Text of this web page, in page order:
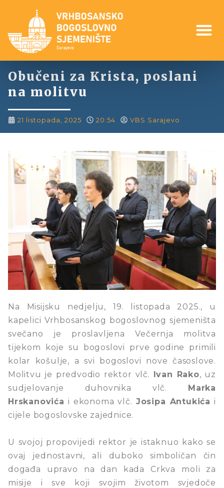
Obučeni za Krista, poslani
na molitvu
21 listopada, 2025 20:54 VBS Sarajevo
Na Misijsku nedjelju, 19. listopada 2025., u
kapelici Vrhbosanskog bogoslovnog sjemeništa
svečano je proslavljena Večernja molitva
tijekom koje su bogoslovi prve godine primili
kolar košulje, a svi bogoslovi nove časoslove.
Molitvu je predvodio rektor vlč. Ivan Rako, uz
sudjelovanje duhovnika vlč. Marka
Hrskanovića i ekonoma vlč. Josipa Antukića i
cijele bogoslovske zajednice.
U svojoj propovijedi rektor je istaknuo kako se
ovaj jednostavni, ali duboko simboličan čin
događa upravo na dan kada Crkva moli za
misije i sve koji svojim životom svjedoče